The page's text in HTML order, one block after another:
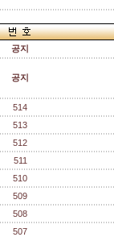
공지
공지
514
513
512
511
510
509
508
507